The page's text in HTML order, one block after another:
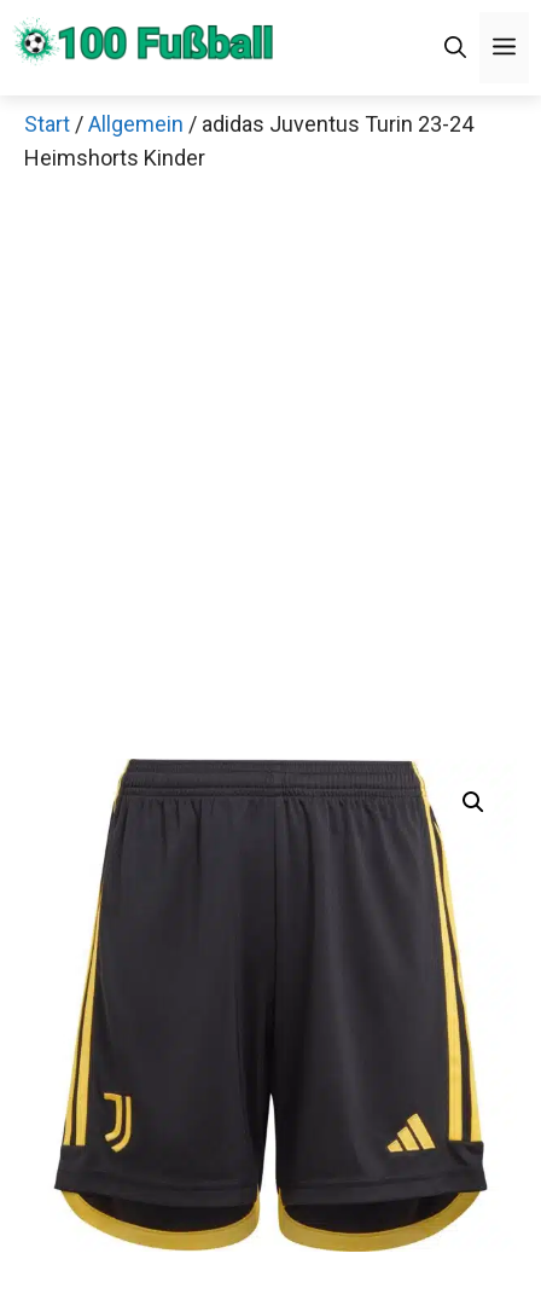
Zum
Inhalt
Start /Allgemein / adidas Juventus Turin 23-24
Heimshorts KinderDecathlon Sale